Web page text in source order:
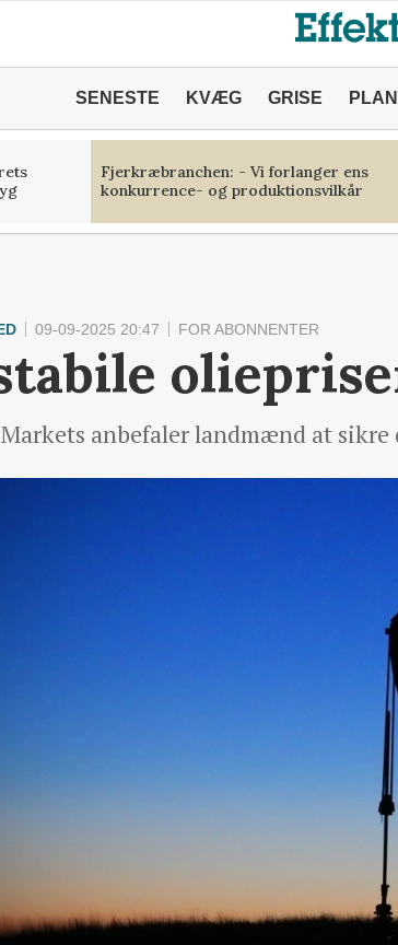
SENESTE KVÆG GRISE
Fjerkræbranchen: - Vi forlanger ens
konkurrence- og produktionsvilkår
09-09-2025 20:47 FOR ABONNENTER
anbefaler landmænd at